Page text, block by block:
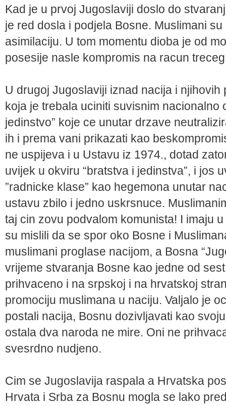
Kad je u prvoj Jugoslaviji doslo do
je red dosla i podjela Bosne. Muslimani
asimilaciju. U tom momentu dioba je od
posesije nasle kompromis na racun
U drugoj Jugoslaviji iznad nacija i njihovih
koja je trebala uciniti suvisnim nacionalno
jedinstvo” koje ce unutar drzave
ih i prema vani prikazati kao
ne uspijeva i u Ustavu iz 1974., dotad
uvijek u okviru “bratstva i jedinstva”, i jos
”radnicke klase” kao hegemona unutar
ustavu zbilo i jedno uskrsnuce.
taj cin zovu podvalom komunista! I imaju
su mislili da se spor oko Bosne i
muslimani proglase nacijom, a Bosna
vrijeme stvaranja Bosne kao jedne od
prihvaceno i na srpskoj i na hrvatskoj
promociju muslimana u naciju. Valjalo je
postali nacija, Bosnu dozivljavati kao
ostala dva naroda ne mire. Oni ne
svesrdno nudjeno.
Cim se Jugoslavija raspala a Hrvatska
Hrvata i Srba za Bosnu mogla se lako